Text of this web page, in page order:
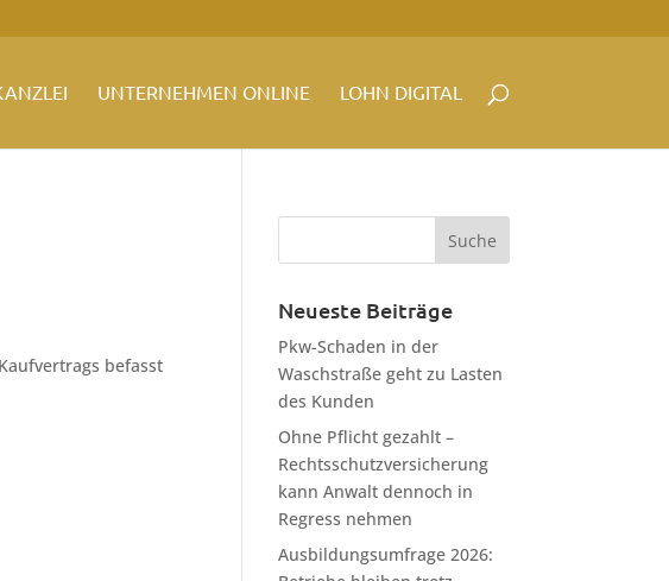
UNTERNEHMEN ONLINE LOHN DIGITAL
befasst
Neueste Beiträge
Pkw-Schaden in der
Waschstraße geht zu Lasten
des Kunden
Ohne Pflicht gezahlt –
Rechtsschutzversicherung
kann Anwalt dennoch in
Regress nehmen
Ausbildungsumfrage 2026: